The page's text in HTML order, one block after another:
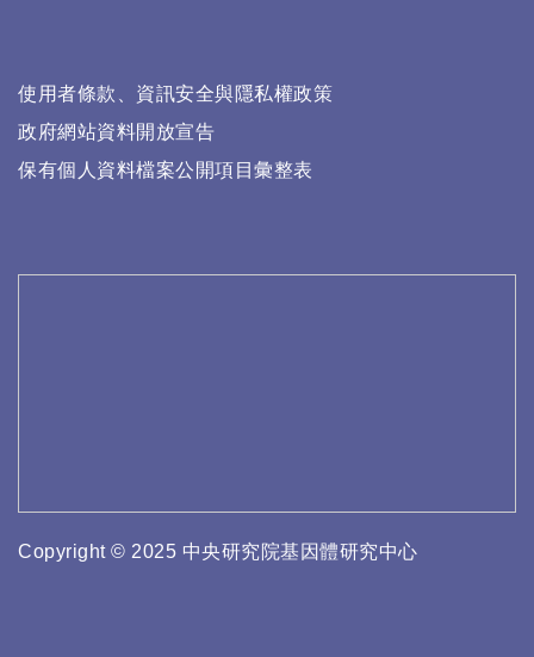
使用者條款、資訊安全與隱私權政策
政府網站資料開放宣告
保有個人資料檔案公開項目彙整表
Copyright © 2025 中央研究院基因體研究中心